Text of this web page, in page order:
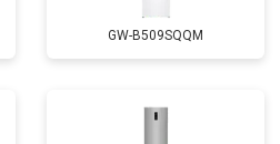
GW-B509SQQM